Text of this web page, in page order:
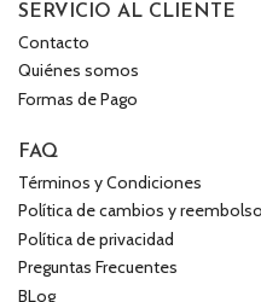
SERVICIO AL CLIENTE
Contacto
Quiénes somos
Formas de Pago
FAQ
Términos y Condiciones
Política de cambios y
Política de privacidad
Preguntas Frecuentes
BLog